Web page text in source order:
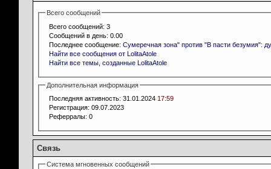
Всего сообщений
Всего сообщений: 3
Сообщений в день: 0.00
Последнее сообщение: Сумеречная зона" против "В пасти безумия":
Найти все сообщения от LolitaAtole
Найти все темы, созданные LolitaAtole
Дополнительная информация
Последняя активность: 31.01.2024 17:59
Регистрация: 09.07.2023
Реферралы: 0
Связь
Система мгновенных сообщений